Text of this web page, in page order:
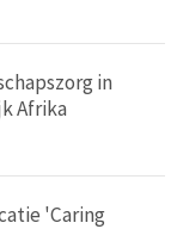
in
Afrika
'Caring